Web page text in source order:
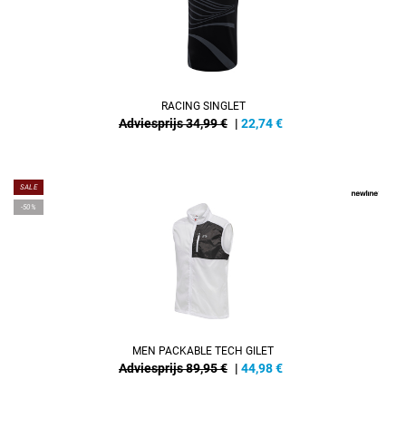
RACING SINGLET
Adviesprijs 34,99 € | 22,74€
SALE
-50%
MEN PACKABLE TECH GILET
Adviesprijs 89,95 € | 44,98€